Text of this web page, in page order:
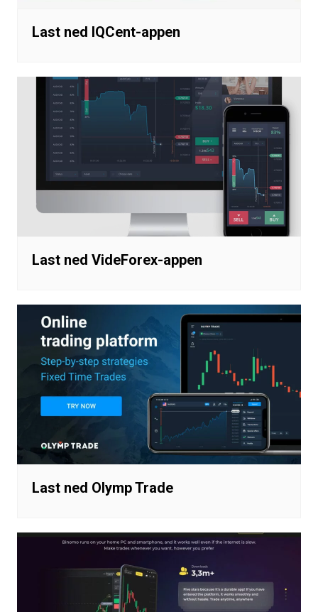
Last ned IQCent-appen
Last ned VideForex-appen
Last ned Olymp Trade